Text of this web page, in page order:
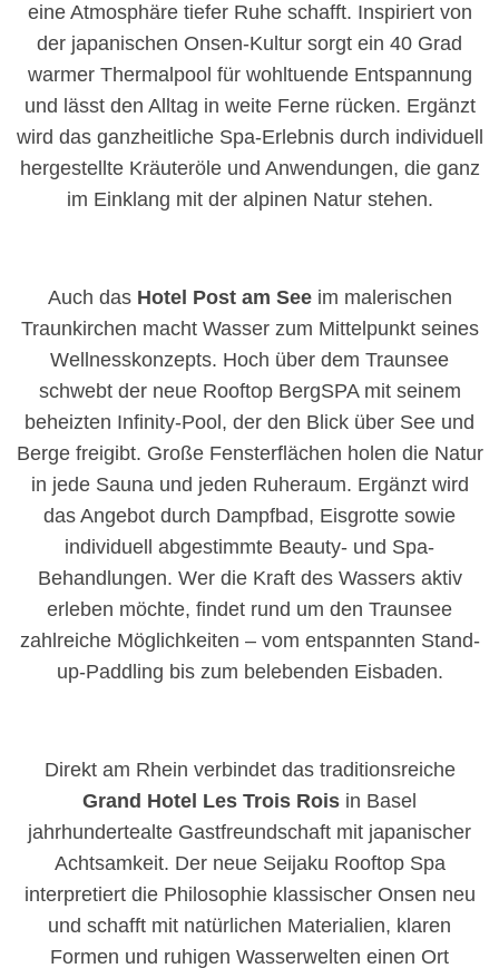
eine Atmosphäre tiefer Ruhe schafft. Inspiriert von
der japanischen Onsen-Kultur sorgt ein 40 Grad
warmer Thermalpool für wohltuende Entspannung
und lässt den Alltag in weite Ferne rücken. Ergänzt
wird das ganzheitliche Spa-Erlebnis durch individuell
hergestellte Kräuteröle und Anwendungen, die ganz
im Einklang mit der alpinen Natur stehen.
Auch das Hotel Post am Seeim malerischen
Traunkirchen macht Wasser zum Mittelpunkt seines
Wellnesskonzepts. Hoch über dem Traunsee
schwebt der neue Rooftop BergSPA mit seinem
beheizten Infinity-Pool, der den Blick über See und
Berge freigibt. Große Fensterflächen holen die Natur
in jede Sauna und jeden Ruheraum. Ergänzt wird
das Angebot durch Dampfbad, Eisgrotte sowie
individuell abgestimmte Beauty- und Spa-
Behandlungen. Wer die Kraft des Wassers aktiv
erleben möchte, findet rund um den Traunsee
zahlreiche Möglichkeiten – vom entspannten Stand-
up-Paddling bis zum belebenden Eisbaden.
Direkt am Rhein verbindet das traditionsreiche
Grand Hotel Les Trois Rois in Basel
jahrhundertealte Gastfreundschaft mit japanischer
Achtsamkeit. Der neue Seijaku Rooftop Spa
interpretiert die Philosophie klassischer Onsen neu
und schafft mit natürlichen Materialien, klaren
Formen und ruhigen Wasserwelten einen Ort